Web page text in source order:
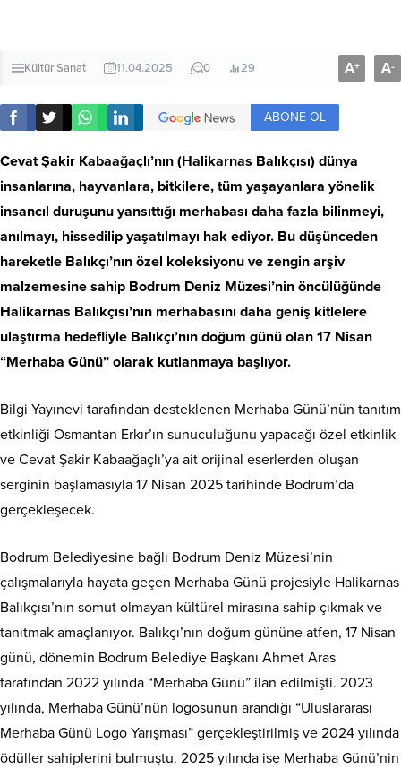
Kültür Sanat 11.04.2025 0 29 A+ A-
ABONE OL
Cevat Şakir Kabaağaçlı’nın (Halikarnas Balıkçısı) dünya
insanlarına, hayvanlara, bitkilere, tüm yaşayanlara yönelik
insancıl duruşunu yansıttığı merhabası daha fazla bilinmeyi,
anılmayı, hissedilip yaşatılmayı hak ediyor. Bu düşünceden
hareketle Balıkçı’nın özel koleksiyonu ve zengin arşiv
malzemesine sahip Bodrum Deniz Müzesi’nin öncülüğünde
Halikarnas Balıkçısı’nın merhabasını daha geniş kitlelere
ulaştırma hedefliyle Balıkçı’nın doğum günü olan 17 Nisan
“Merhaba Günü” olarak kutlanmaya başlıyor.
Bilgi Yayınevi tarafından desteklenen Merhaba Günü’nün tanıtım
etkinliği Osmantan Erkır’ın sunuculuğunu yapacağı özel etkinlik
ve Cevat Şakir Kabaağaçlı’ya ait orijinal eserlerden oluşan
serginin başlamasıyla 17 Nisan 2025 tarihinde Bodrum’da
gerçekleşecek.
Bodrum Belediyesine bağlı Bodrum Deniz Müzesi’nin
çalışmalarıyla hayata geçen Merhaba Günü projesiyle Halikarnas
Balıkçısı’nın somut olmayan kültürel mirasına sahip çıkmak ve
tanıtmak amaçlanıyor. Balıkçı’nın doğum gününe atfen, 17 Nisan
günü, dönemin Bodrum Belediye Başkanı Ahmet Aras
tarafından 2022 yılında “Merhaba Günü” ilan edilmişti. 2023
yılında, Merhaba Günü’nün logosunun arandığı “Uluslararası
Merhaba Günü Logo Yarışması” gerçekleştirilmiş ve 2024 yılında
ödüller sahiplerini bulmuştu. 2025 yılında ise Merhaba Günü’nin